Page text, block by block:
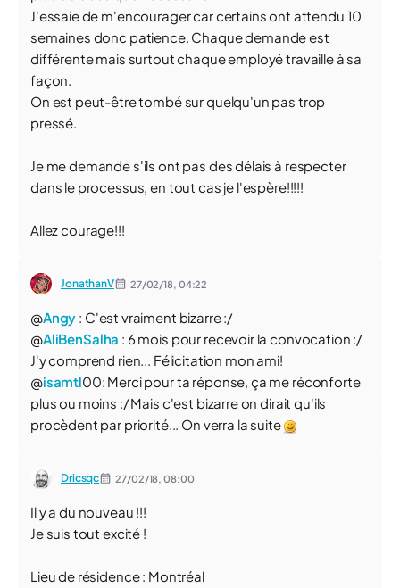
J'essaie de m'encourager car certains ont attendu 10
semaines donc patience. Chaque demande est
différente mais surtout chaque employé travaille à sa
façon.
On est peut-être tombé sur quelqu'un pas trop
pressé.
Je me demande s'ils ont pas des délais à respecter
dans le processus, en tout cas je l'espère!!!!!
Allez courage!!!
JonathanV 27/02/18, 04:22
@Angy : C'est vraiment bizarre :/
@AliBenSalha : 6 mois pour recevoir la convocation :/
J'y comprend rien... Félicitation mon ami!
@isamtl00: Merci pour ta réponse, ça me réconforte
plus ou moins :/ Mais c'est bizarre on dirait qu'ils
procèdent par priorité... On verra la suite
Dricsqc 27/02/18,08:00
Il y a du nouveau !!!
Je suis tout excité !
Lieu de résidence : Montréal